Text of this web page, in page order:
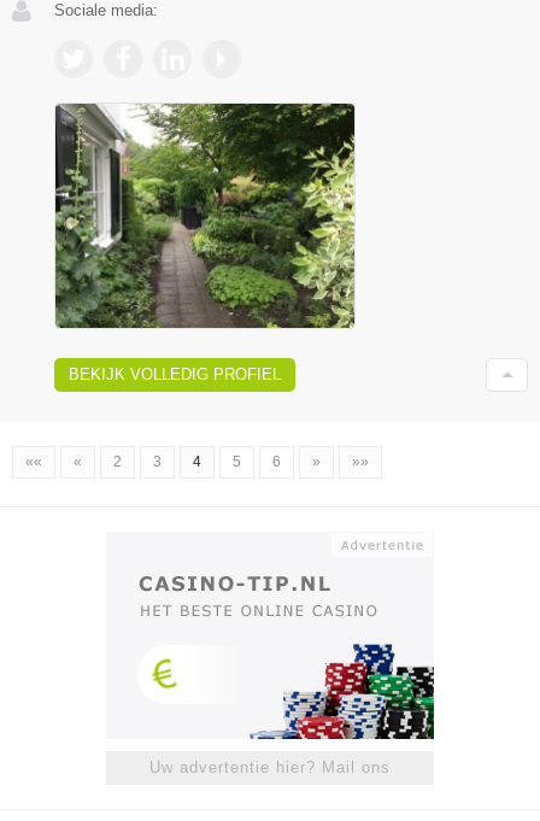
Sociale media:
BEKIJK VOLLEDIG PROFIEL
«« « 2 3 4 5 6 » »»
Uw advertentie hier? Mail ons